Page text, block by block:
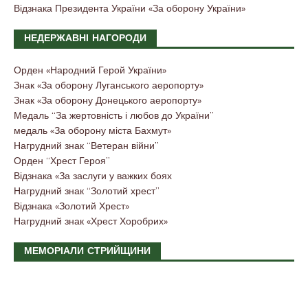
Відзнака Президента України «За оборону України»
НЕДЕРЖАВНІ НАГОРОДИ
Орден «Народний Герой України»
Знак «За оборону Луганського аеропорту»
Знак «За оборону Донецького аеропорту»
Медаль “За жертовність і любов до України”
медаль «За оборону міста Бахмут»
Нагрудний знак “Ветеран війни”
Орден “Хрест Героя”
Відзнака «За заслуги у важких боях
Нагрудний знак “Золотий хрест”
Відзнака «Золотий Хрест»
Нагрудний знак «Хрест Хоробрих»
МЕМОРІАЛИ СТРИЙЩИНИ